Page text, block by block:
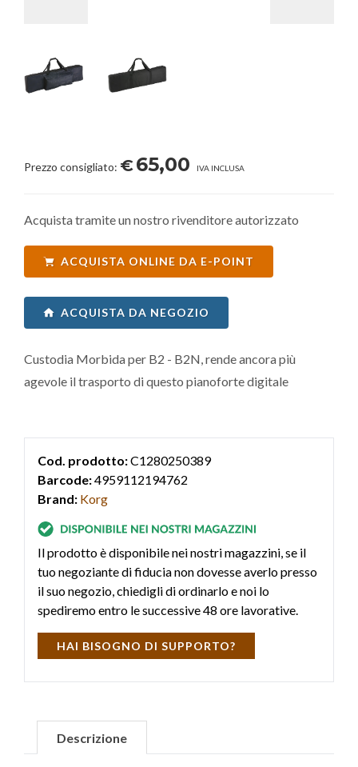
Prezzo consigliato: €65,00 IVA INCLUSA
Acquista tramite un nostro rivenditore autorizzato
ACQUISTA ONLINE DA E-POINT
ACQUISTA DA NEGOZIO
Custodia Morbida per B2 - B2N, rende ancora più
agevole il trasporto di questo pianoforte digitale
Cod. prodotto:C1280250389
Barcode:4959112194762
Brand: Korg
Il prodotto è disponibile nei nostri magazzini, se il
tuo negoziante di fiducia non dovesse averlo presso
il suo negozio, chiedigli di ordinarlo e noi lo
spediremo entro le successive 48 ore lavorative.
HAI BISOGNO DI SUPPORTO?
Descrizione